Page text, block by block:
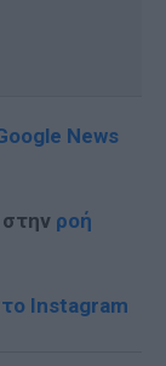
News
στην ροή
Instagram